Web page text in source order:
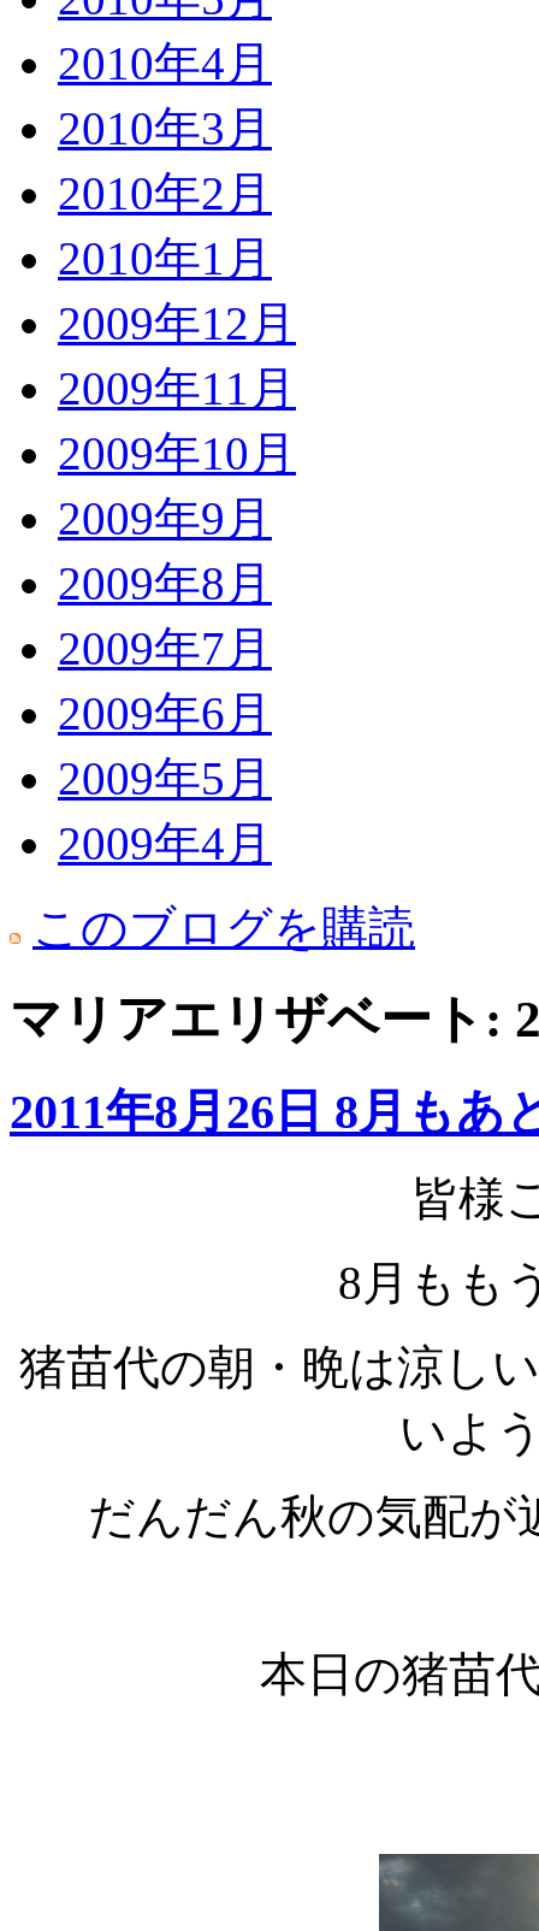
2010年4月
2010年3月
2010年2月
2010年1月
2009年12月
2009年11月
2009年10月
2009年9月
2009年8月
2009年7月
2009年6月
2009年5月
2009年4月
このブログを購読
マリアエリザベート:
2011年8月26日 8月もあ
皆様
8月もも
猪苗代の朝・晩は涼し
いよ
だんだん秋の気配
本日の猪苗